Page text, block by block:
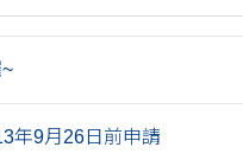
年9月26日前申請